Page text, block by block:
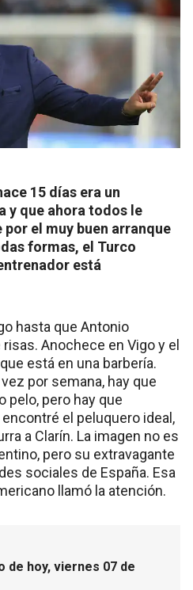
15 días era un
y que ahora todos le
el muy buen arranque
formas, el Turco
está
hasta que Antonio
Anochece en Vigo y el
está en una barbería.
por semana, hay que
pelo, pero hay que
el peluquero ideal,
a Clarín. La imagen no es
pero su extravagante
sociales de España. Esa
llamó la atención.
de hoy, viernes 07 de